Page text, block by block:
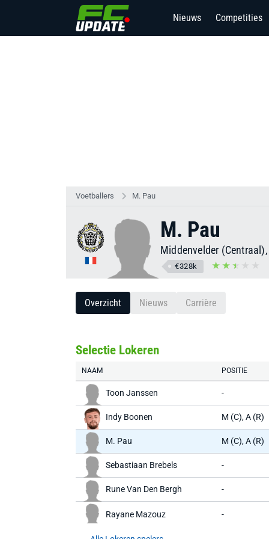
Nieuws Competities
Voetballers M. Pau
M. Pau
Middenvelder
€328k
Overzicht Nieuws Carrière
Selectie Lokeren
NAAM POSITIE
Toon Janssen -
Indy Boonen M (C), A (R)
M. Pau M (C), A (R)
Sebastiaan Brebels -
Rune Van Den Bergh -
Rayane Mazouz -